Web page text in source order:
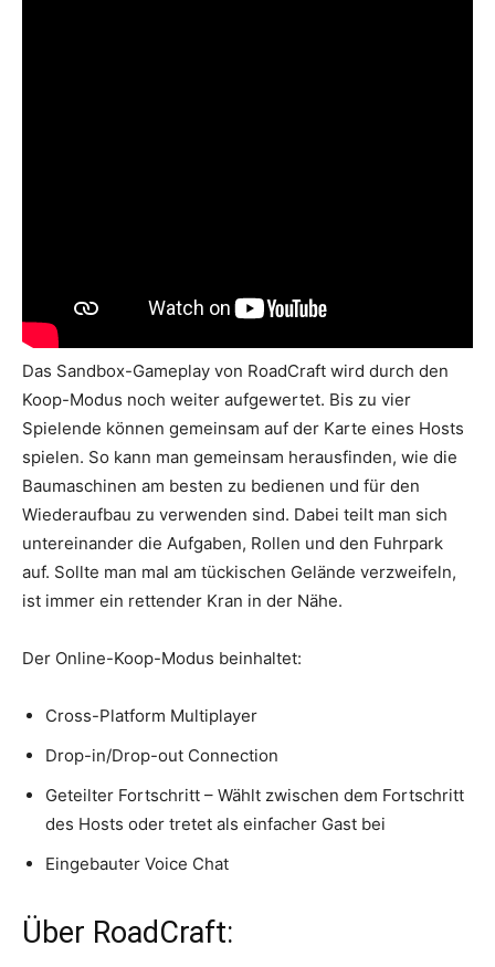
Das Sandbox-Gameplay von RoadCraft wird durch den
Koop-Modus noch weiter aufgewertet. Bis zu vier
Spielende können gemeinsam auf der Karte eines Hosts
spielen. So kann man gemeinsam herausfinden, wie die
Baumaschinen am besten zu bedienen und für den
Wiederaufbau zu verwenden sind. Dabei teilt man sich
untereinander die Aufgaben, Rollen und den Fuhrpark
auf. Sollte man mal am tückischen Gelände verzweifeln,
ist immer ein rettender Kran in der Nähe.
Der Online-Koop-Modus beinhaltet:
Cross-Platform Multiplayer
Drop-in/Drop-out Connection
Geteilter Fortschritt – Wählt zwischen dem Fortschritt
des Hosts oder tretet als einfacher Gast bei
Eingebauter Voice Chat
Über RoadCraft: